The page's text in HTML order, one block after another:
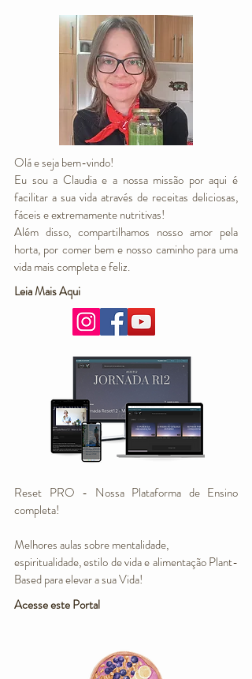
Olá e seja bem-vindo!
Eu sou a Claudia e a nossa missão por aqui é
facilitar a sua vida através de receitas deliciosas,
fáceis e extremamente nutritivas!
Além disso, compartilhamos nosso amor pela
horta, por comer bem e nosso caminho para uma
vida mais completa e feliz.
Leia Mais Aqui
Reset PRO - Nossa Plataforma de Ensino
completa!
Melhores aulas sobre mentalidade,
espiritualidade, estilo de vida e alimentação Plant-
Based para elevar a sua Vida!
Acesse este Portal